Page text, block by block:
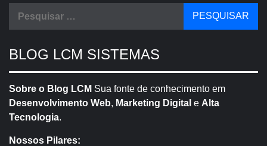
BLOG LCM SISTEMAS
Sobre o Blog LCM Sua fonte de conhecimento em
Desenvolvimento Web, Marketing Digital e Alta
Tecnologia.
Nossos Pilares: